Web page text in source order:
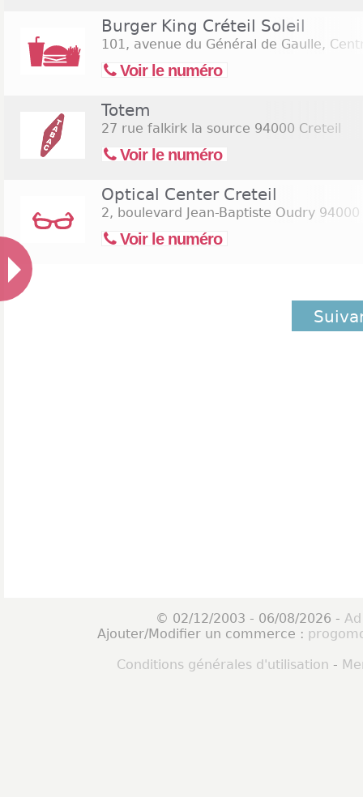
Burger King Créteil Soleil
101, avenue du Général de Gaulle,
Voir le numéro
Totem
27 rue falkirk la source 94000 Creteil
Voir le numéro
Optical Center Creteil
2, boulevard Jean-Baptiste Oudry
Voir le numéro
© 02/12/2003 - 06/08/2026 -
Ajouter/Modifier un commerce :
Conditions générales d'utilisation -